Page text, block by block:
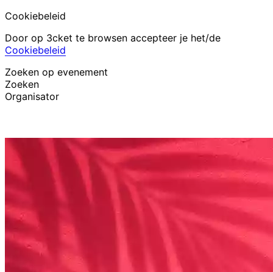
Cookiebeleid
Door op 3cket te browsen accepteer je het/de
Cookiebeleid
Zoeken op evenement
Zoeken
Organisator
Nederlands
Hulp voor deelnemer Ik ben mijn ticket kwijt
LoginEvenement promoten